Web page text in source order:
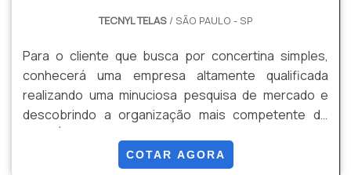
TECNYL TELAS/ SÃO PAULO - SP
Para o cliente que busca por concertina simples,
conhecerá uma empresa altamente qualificada
realizando uma minuciosa pesquisa de mercado e
descobrindo a organização mais competente do
adquirido com empresas especializadas. Esse tipo
COTAR AGORA